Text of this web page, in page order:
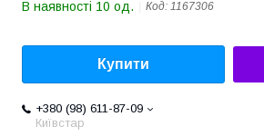
В наявності 10 од. Код: 1167306
Купити
+380 (98) 611-87-09
Київстар